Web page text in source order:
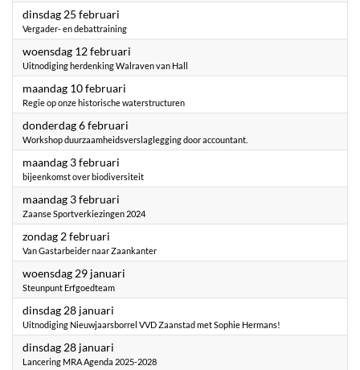
dinsdag 25 februari
Vergader- en debattraining
woensdag 12 februari
Uitnodiging herdenking Walraven van Hall
maandag 10 februari
Regie op onze historische waterstructuren
donderdag 6 februari
Workshop duurzaamheidsverslaglegging door accountant.
maandag 3 februari
bijeenkomst over biodiversiteit
maandag 3 februari
Zaanse Sportverkiezingen 2024
zondag 2 februari
Van Gastarbeider naar Zaankanter
woensdag 29 januari
Steunpunt Erfgoedteam
dinsdag 28 januari
Uitnodiging Nieuwjaarsborrel VVD Zaanstad met Sophie Hermans!
dinsdag 28 januari
Lancering MRA Agenda 2025-2028